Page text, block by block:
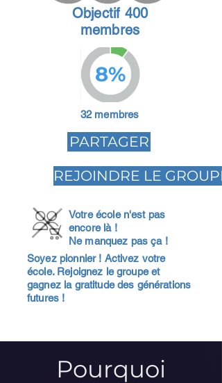
Objectif 400
membres
8%
32 membres
PARTAGER
REJOINDRE LE GROUPE
Votre école n'est pas
encore là !
Ne manquez pas ça !
Soyez pionnier ! Activez votre
école. Rejoignez le groupe et
gagnez la gratitude des générations
futures !
Pourquoi